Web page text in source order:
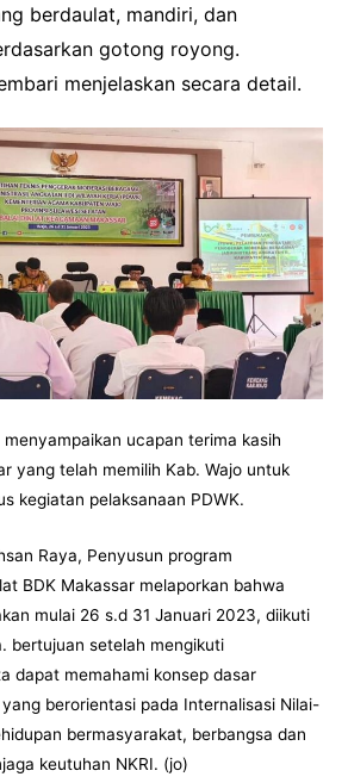
berdaulat, mandiri, dan
gotong royong.
menjelaskan secara detail.
menyampaikan ucapan terima kasih
yang telah memilih Kab. Wajo untuk
kegiatan pelaksanaan PDWK.
Raya, Penyusun program
BDK Makassar melaporkan bahwa
mulai 26 s.d 31 Januari 2023, diikuti
bertujuan setelah mengikuti
dapat memahami konsep dasar
berorientasi pada Internalisasi Nilai-
bermasyarakat, berbangsa dan
keutuhan NKRI. (jo)